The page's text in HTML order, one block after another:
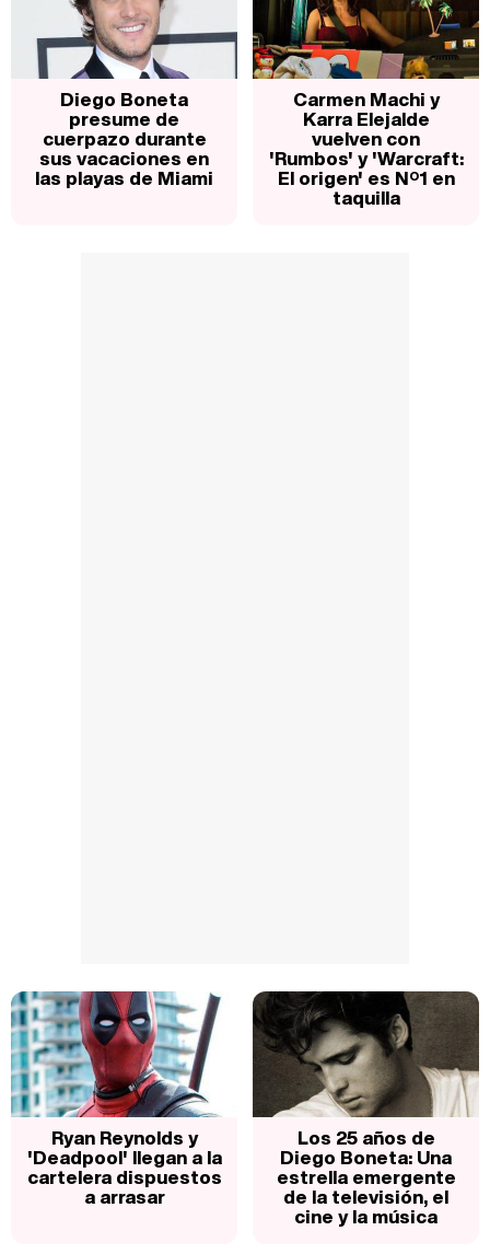
Diego Boneta
presume de
cuerpazo durante
sus vacaciones en
las playas de Miami
Carmen Machi y
Karra Elejalde
vuelven con
'Rumbos' y 'Warcraft:
El origen' es Nº1 en
taquilla
Ryan Reynolds y
'Deadpool' llegan a la
cartelera dispuestos
a arrasar
Los 25 años de
Diego Boneta: Una
estrella emergente
de la televisión, el
cine y la música